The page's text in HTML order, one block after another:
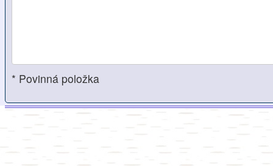
* Povinná položka